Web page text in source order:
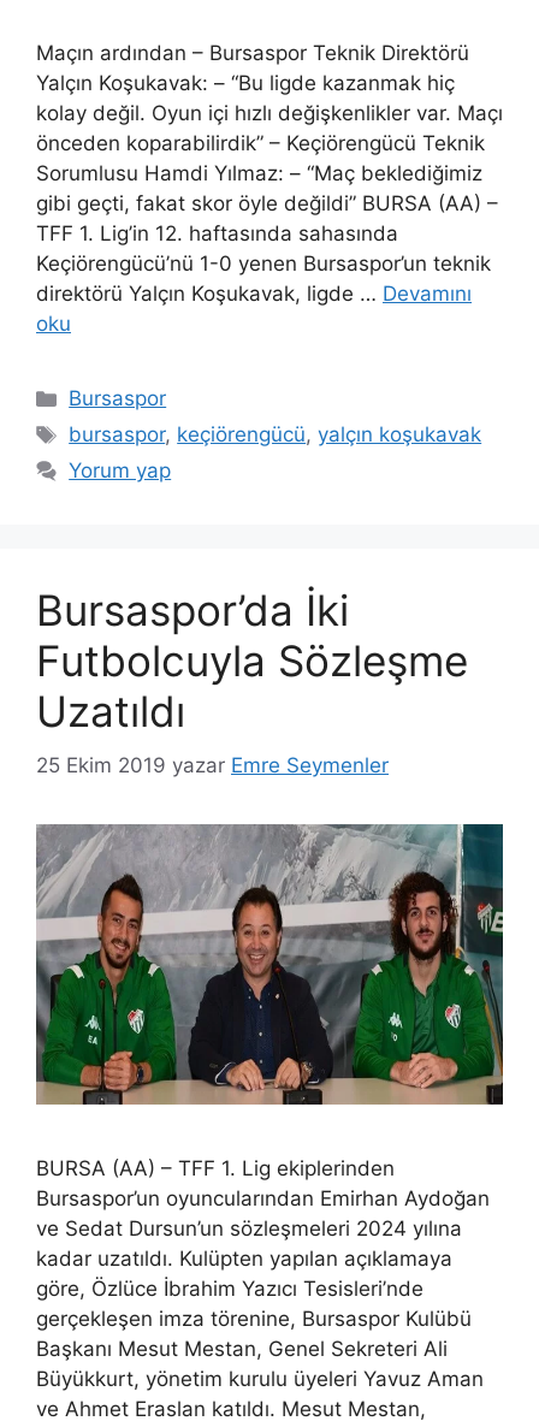
Maçın ardından – Bursaspor Teknik Direktörü
Yalçın Koşukavak: – “Bu ligde kazanmak hiç
kolay değil. Oyun içi hızlı değişkenlikler var. Maçı
önceden koparabilirdik” – Keçiörengücü Teknik
Sorumlusu Hamdi Yılmaz: – “Maç beklediğimiz
gibi geçti, fakat skor öyle değildi” BURSA (AA) –
TFF 1. Lig’in 12. haftasında sahasında
Keçiörengücü’nü 1-0 yenen Bursaspor’un teknik
direktörü Yalçın Koşukavak, ligde … Devamını
oku
Kategoriler
Bursaspor
Etiketler
bursaspor, keçiörengücü,yalçın koşukavak
Yorum yap
Bursaspor’da İki
Futbolcuyla Sözleşme
Uzatıldı
25 Ekim 2019 yazar Emre Seymenler
BURSA (AA) – TFF 1. Lig ekiplerinden
Bursaspor’un oyuncularından Emirhan Aydoğan
ve Sedat Dursun’un sözleşmeleri 2024 yılına
kadar uzatıldı. Kulüpten yapılan açıklamaya
göre, Özlüce İbrahim Yazıcı Tesisleri’nde
gerçekleşen imza törenine, Bursaspor Kulübü
Başkanı Mesut Mestan, Genel Sekreteri Ali
Büyükkurt, yönetim kurulu üyeleri Yavuz Aman
ve Ahmet Eraslan katıldı. Mesut Mestan,